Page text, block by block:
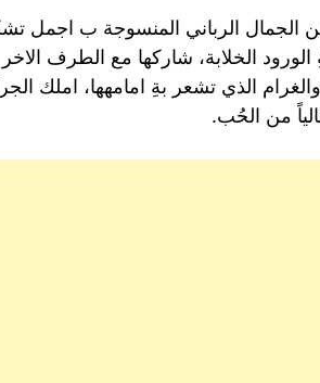
الجمال الرباني المنسوجة ب اجمل
الخلابة، شاركها مع الطرف
الذي تشعر بةِ امامهها، املك
من الحُب.